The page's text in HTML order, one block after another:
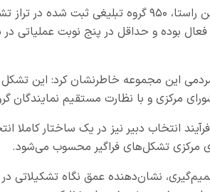
حجت‌الاسلام‌ احسان رنجبر یادآور شد: در همین راستا، ۹۵۰
این مجموعه خاطرنشان کرد: این تشکل
مرکزی و با نظارت مستقیم نمایندگان
انتخاب دبیر نیز در یک ساختار کاملا
مرکزی تشکل‌های فراگیر محسوب می‌شود.
نشان‌دهنده عمق نگاه تشکیلاتی